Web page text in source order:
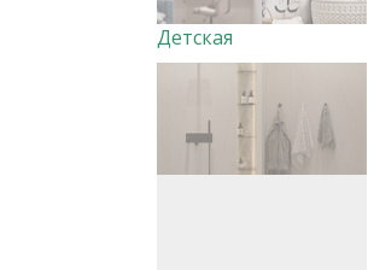
Детская